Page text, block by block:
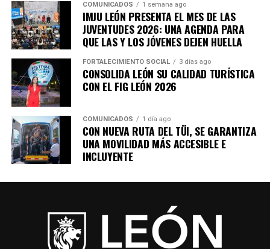
especialistas y representantes del sector productivo,
DIVEX 2026 reafirma a León como un referente
nacional en innovación industrial, impulsando una
proveeduría cada vez más competitiva, diversificada y
preparada para conquistar nuevos mercados.
COMUNICADOS 1 semana ago
IMJU LEÓN PRESENTA EL MES DE LAS
JUVENTUDES 2026: UNA AGENDA PARA
QUE LAS Y LOS JÓVENES DEJEN HUELLA
FORTALECIMIENTO SOCIAL 3 días ago
CONSOLIDA LEÓN SU CALIDAD TURÍSTICA
CON EL FIG LEÓN 2026
COMUNICADOS 1 día ago
CON NUEVA RUTA DEL TÜI, SE GARANTIZA
UNA MOVILIDAD MÁS ACCESIBLE E
INCLUYENTE